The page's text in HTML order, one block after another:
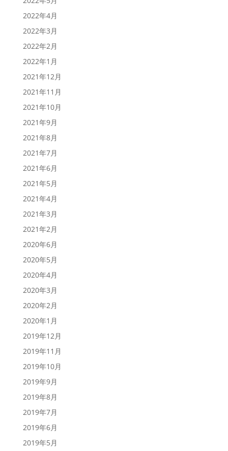
2022年4月
2022年3月
2022年2月
2022年1月
2021年12月
2021年11月
2021年10月
2021年9月
2021年8月
2021年7月
2021年6月
2021年5月
2021年4月
2021年3月
2021年2月
2020年6月
2020年5月
2020年4月
2020年3月
2020年2月
2020年1月
2019年12月
2019年11月
2019年10月
2019年9月
2019年8月
2019年7月
2019年6月
2019年5月